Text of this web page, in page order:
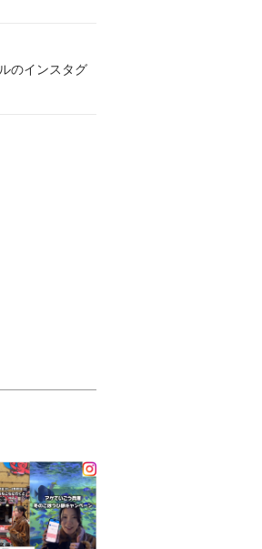
のインスタグ